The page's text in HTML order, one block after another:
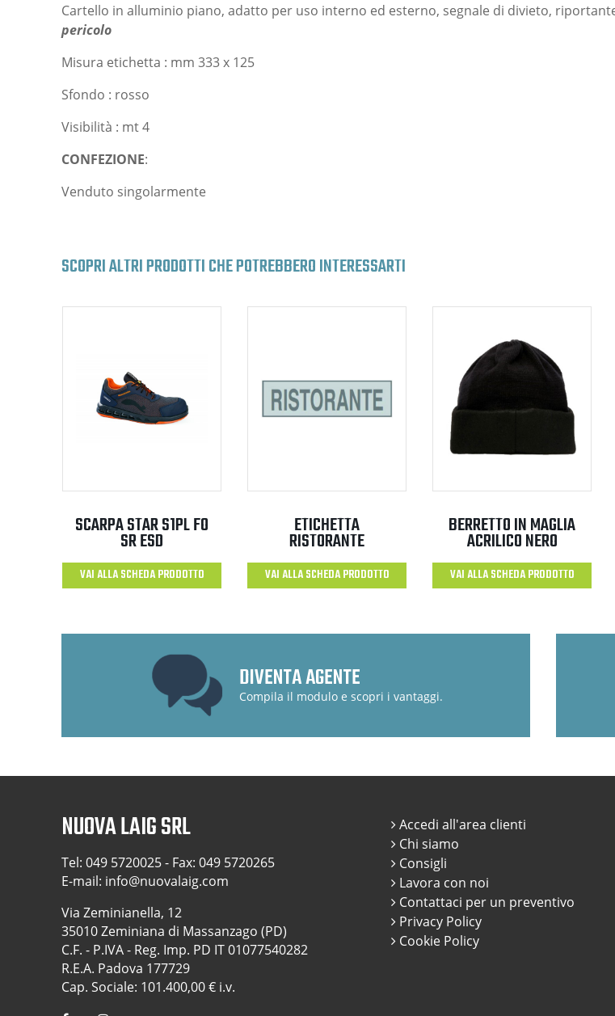
Cartello in alluminio piano, adatto per uso interno ed esterno, segnale di divieto,
pericolo
Misura etichetta : mm 333 x 125
Sfondo : rosso
Visibilità : mt 4
CONFEZIONE:
Venduto singolarmente
SCOPRI ALTRI PRODOTTI CHE POTREBBERO INTERESSARTI
SCARPA STAR S1PL FO
SR ESD
VAI ALLA SCHEDA PRODOTTO
ETICHETTA
RISTORANTE
VAI ALLA SCHEDA PRODOTTO
BERRETTO IN MAGLIA
ACRILICO NERO
VAI ALLA SCHEDA PRODOTTO
DIVENTA AGENTE
Compila il modulo e scopri i vantaggi.
NUOVA LAIG SRL
Tel: 049 5720025- Fax: 049 5720265
E-mail: info@nuovalaig.com
Via Zeminianella, 12
35010 Zeminiana di Massanzago (PD)
C.F. - P.IVA - Reg. Imp. PD IT 01077540282
R.E.A. Padova 177729
Cap. Sociale: 101.400,00 € i.v.
Accedi all'area clienti
Chi siamo
Consigli
Lavora con noi
Contattaci per un preventivo
Privacy Policy
Cookie Policy